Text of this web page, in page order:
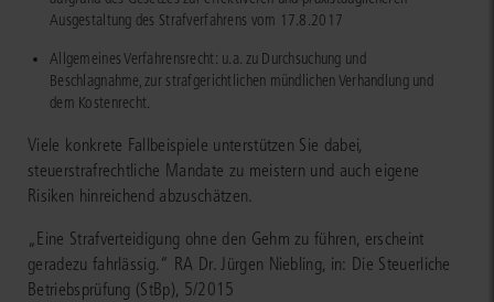
Ausgestaltung des Strafverfahrens vom 17.8.2017
Allgemeines Verfahrensrecht: u.a. zu Durchsuchung und
Beschlagnahme, zur strafgerichtlichen mündlichen Verhandlung und
dem Kostenrecht.
Viele konkrete Fallbeispiele unterstützen Sie dabei,
steuerstrafrechtliche Mandate zu meistern und auch eigene
Risiken hinreichend abzuschätzen.
„Eine Strafverteidigung ohne den Gehm zu führen, erscheint
geradezu fahrlässig.“ RA Dr. Jürgen Niebling, in: Die Steuerliche
Betriebsprüfung (StBp), 5/2015